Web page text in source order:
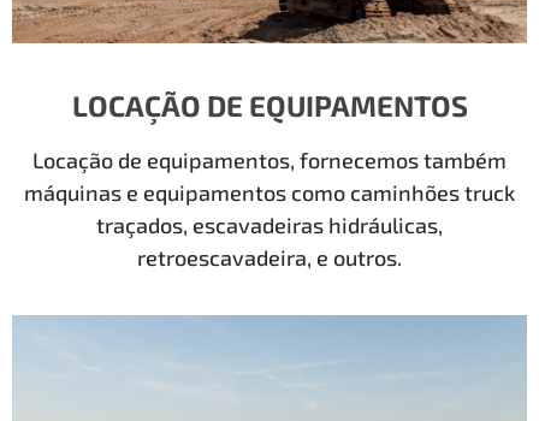
LOCAÇÃO DE EQUIPAMENTOS
Locação de equipamentos, fornecemos também
máquinas e equipamentos como caminhões truck
traçados, escavadeiras hidráulicas,
retroescavadeira, e outros.